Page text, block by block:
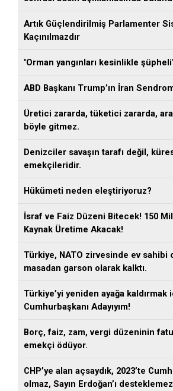
Artık Güçlendirilmiş Parlamenter
Kaçınılmazdır
"Orman yangınları kesinlikle
ABD Başkanı Trump’ın İran
Üretici zararda, tüketici zararda,
böyle gitmez.
Denizciler savaşın tarafı değil,
emekçileridir.
Hükümeti neden eleştiriyoruz?
İsraf ve Faiz Düzeni Bitecek! 150
Kaynak Üretime Akacak!
Türkiye, NATO zirvesinde ev sahibi
masadan garson olarak kalktı.
Türkiye’yi yeniden ayağa kaldırmak
Cumhurbaşkanı Adayıyım!
Borç, faiz, zam, vergi düzeninin
emekçi ödüyor.
CHP’ye alan açsaydık, 2023’te
olmaz, Sayın Erdoğan’ı